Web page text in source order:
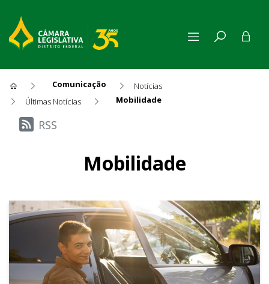
Comunicação
Notícias
Últimas Notícias
Mobilidade
Últimas Notícias
RSS
Mobilidade